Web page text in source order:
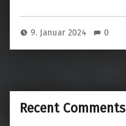
9. Januar 2024 0
Recent Comments